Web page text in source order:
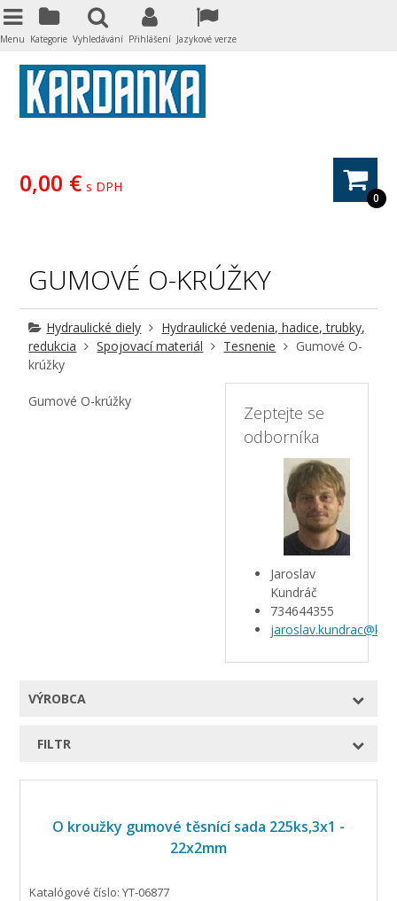
0
0,00 € s DPH
GUMOVÉ O-KRÚŽKY
Hydraulické diely
Hydraulické vedenia, hadice, trubky,
redukcia
Spojovací materiál Tesnenie
Gumové O-
krúžky
Zeptejte se
odborníka
Jaroslav
Kundráč
734644355
Gumové O-krúžky
VÝROBCA
FILTR
O kroužky gumové těsnící sada 225ks,3x1 -
22x2mm
Katalógové číslo: YT-06877
Menu Kategorie Vyhledávání Přihlášení Jazykové verze